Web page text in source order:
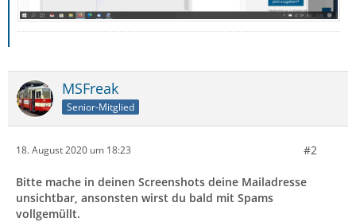
MSFreak
Senior-Mitglied
18. August 2020 um 18:23 #2
Bitte mache in deinen Screenshots deine Mailadresse
unsichtbar, ansonsten wirst du bald mit Spams
vollgemüllt.